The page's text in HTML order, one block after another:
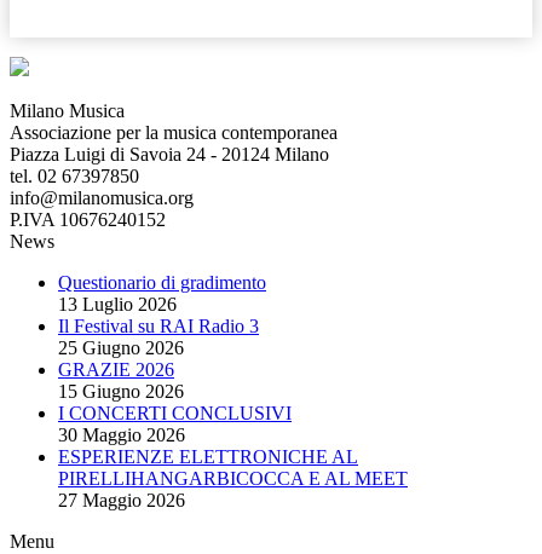
Milano Musica
Associazione per la musica contemporanea
Piazza Luigi di Savoia 24 - 20124 Milano
tel. 02 67397850
info@milanomusica.org
P.IVA 10676240152
News
Questionario di gradimento
13 Luglio 2026
Il Festival su RAI Radio 3
25 Giugno 2026
GRAZIE 2026
15 Giugno 2026
I CONCERTI CONCLUSIVI
30 Maggio 2026
ESPERIENZE ELETTRONICHE AL
PIRELLIHANGARBICOCCA E AL MEET
27 Maggio 2026
Menu